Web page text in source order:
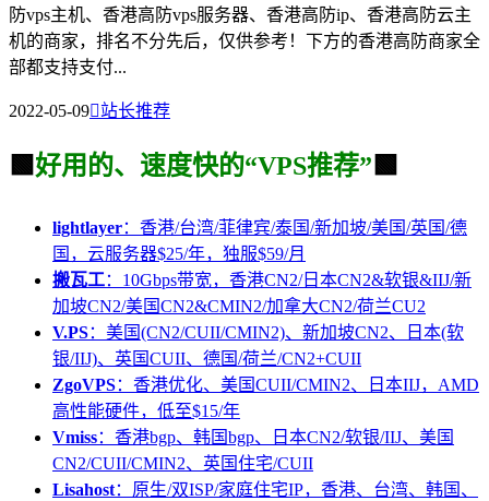
防vps主机、香港高防vps服务器、香港高防ip、香港高防云主
机的商家，排名不分先后，仅供参考！下方的香港高防商家全
部都支持支付...
2022-05-09站长推荐
🟩 好用的、速度快的“VPS推荐” 🟩
lightlayer：香港/台湾/菲律宾/泰国/新加坡/美国/英国/德
国，云服务器$25/年，独服$59/月
搬瓦工：10Gbps带宽，香港CN2/日本CN2&软银&IIJ/新
加坡CN2/美国CN2&CMIN2/加拿大CN2/荷兰CU2
V.PS：美国(CN2/CUII/CMIN2)、新加坡CN2、日本(软
银/IIJ)、英国CUII、德国/荷兰/CN2+CUII
ZgoVPS：香港优化、美国CUII/CMIN2、日本IIJ，AMD
高性能硬件，低至$15/年
Vmiss：香港bgp、韩国bgp、日本CN2/软银/IIJ、美国
CN2/CUII/CMIN2、英国住宅/CUII
Lisahost：原生/双ISP/家庭住宅IP，香港、台湾、韩国、